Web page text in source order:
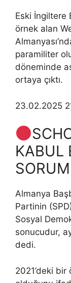
Eski İngiltere
örnek alan
paramiliter
döneminde
ortaya çıktı.
23.02.2025
KABUL
Almanya
Partinin
Sosyal
sonucudur,
dedi.
2021’deki